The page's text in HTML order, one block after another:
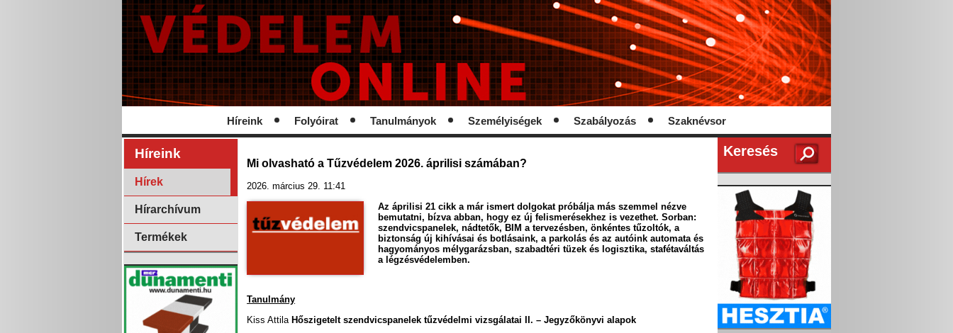
Híreink Folyóirat Tanulmányok Személyiségek Szabályozás Szaknévsor
Híreink
Hírek
Hírarchívum
Termékek
Mi olvasható a Tűzvédelem 2026. áprilisi számában?
2026. március 29. 11:41
Az áprilisi 21 cikk a már ismert dolgokat próbálja más szemmel nézve
bemutatni, bízva abban, hogy ez új felismerésekhez is vezethet. Sorban:
szendvicspanelek, nádtetők, BIM a tervezésben, önkéntes tűzoltók, a
biztonság új kihívásai és botlásaink, a parkolás és az autóink automata és
hagyományos mélygarázsban, szabadtéri tüzek és logisztika, stafétaváltás
a légzésvédelemben.
Tanulmány
Kiss AttilaHőszigetelt szendvicspanelek tűzvédelmi vizsgálatai II. – Jegyzőkönyvi alapok
Keresés